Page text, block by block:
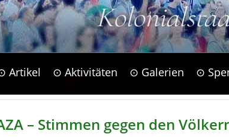
Artikel ⊙ Aktivitäten ⊙ Galerien ⊙
– Stimmen gegen den